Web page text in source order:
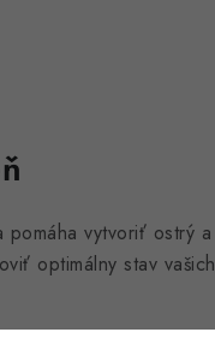
vytvoriť ostrý a
optimálny stav vašich